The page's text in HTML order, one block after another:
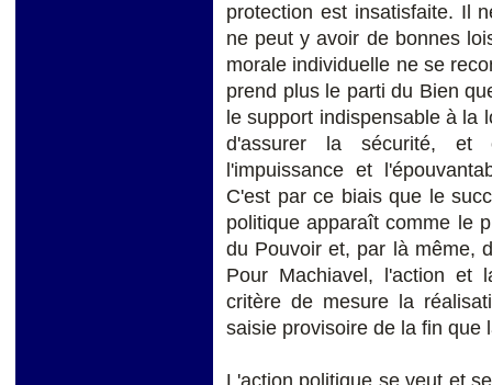
protection est insatisfaite. Il
ne peut y avoir de bonnes
morale individuelle ne se
prend plus le parti du Bien
le support indispensable à la
d'assurer la sécurité, et
l'impuissance et
C'est par ce biais que le
politique apparaît comme le
du Pouvoir et, par là même,
Pour Machiavel, l'action et
critère de mesure la
saisie provisoire de la fin que